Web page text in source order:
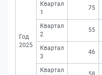
Год
2025
Квартал
1
75
Квартал
2
55
Квартал
3
46
Квартал